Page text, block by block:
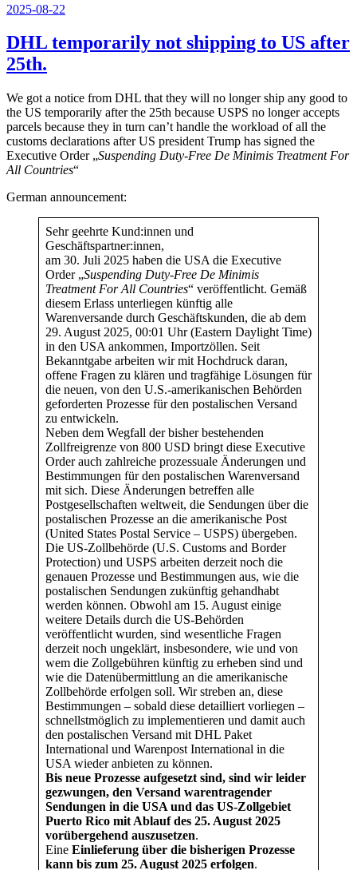
Veröffentlicht
2025-08-22
DHL temporarily not shipping to US after
25th.
We got a notice from DHL that they will no longer ship any good to
the US temporarily after the 25th because USPS no longer accepts
parcels because they in turn can’t handle the workload of all the
customs declarations after US president Trump has signed the
Executive Order „Suspending Duty-Free De Minimis Treatment For
All Countries“
German announcement:
Sehr geehrte Kund:innen und
Geschäftspartner:innen,
am 30. Juli 2025 haben die USA die Executive
Order „Suspending Duty-Free De Minimis
Treatment For All Countries“ veröffentlicht. Gemäß
diesem Erlass unterliegen künftig alle
Warenversande durch Geschäftskunden, die ab dem
29. August 2025, 00:01 Uhr (Eastern Daylight Time)
in den USA ankommen, Importzöllen. Seit
Bekanntgabe arbeiten wir mit Hochdruck daran,
offene Fragen zu klären und tragfähige Lösungen für
die neuen, von den U.S.-amerikanischen Behörden
geforderten Prozesse für den postalischen Versand
zu entwickeln.
Neben dem Wegfall der bisher bestehenden
Zollfreigrenze von 800 USD bringt diese Executive
Order auch zahlreiche prozessuale Änderungen und
Bestimmungen für den postalischen Warenversand
mit sich. Diese Änderungen betreffen alle
Postgesellschaften weltweit, die Sendungen über die
postalischen Prozesse an die amerikanische Post
(United States Postal Service – USPS) übergeben.
Die US-Zollbehörde (U.S. Customs and Border
Protection) und USPS arbeiten derzeit noch die
genauen Prozesse und Bestimmungen aus, wie die
postalischen Sendungen zukünftig gehandhabt
werden können. Obwohl am 15. August einige
weitere Details durch die US-Behörden
veröffentlicht wurden, sind wesentliche Fragen
derzeit noch ungeklärt, insbesondere, wie und von
wem die Zollgebühren künftig zu erheben sind und
wie die Datenübermittlung an die amerikanische
Zollbehörde erfolgen soll. Wir streben an, diese
Bestimmungen – sobald diese detailliert vorliegen –
schnellstmöglich zu implementieren und damit auch
den postalischen Versand mit DHL Paket
International und Warenpost International in die
USA wieder anbieten zu können.
Bis neue Prozesse aufgesetzt sind, sind wir leider
gezwungen, den Versand warentragender
Sendungen in die USA und das US-Zollgebiet
Puerto Rico mit Ablauf des 25. August 2025
vorübergehend auszusetzen.
Eine Einlieferung über die bisherigen Prozesse
kann bis zum 25. August 2025 erfolgen.